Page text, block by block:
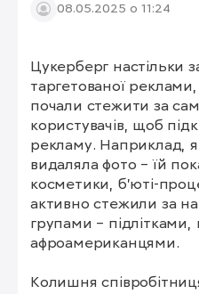
08.05.2025 о 11:24
Цукерберг настільки
таргетованої
почали стежити за
користувачів, щоб
рекламу. Наприклад,
видаляла фото – їй
косметики, б'юті-
активно стежили за
групами –
афроамериканцями.
Колишня